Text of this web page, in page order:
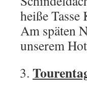
heiße
Am späten
unserem